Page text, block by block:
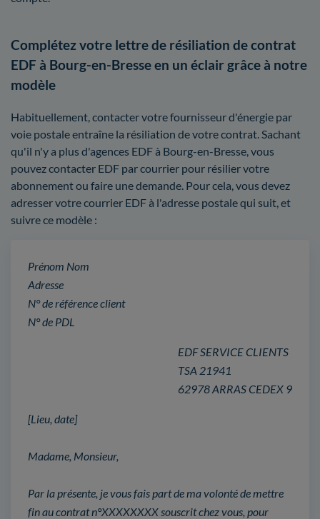
Complétez votre lettre de résiliation de contrat
EDF à Bourg-en-Bresse en un éclair grâce à notre
modèle
Habituellement, contacter votre fournisseur d'énergie par
voie postale entraîne la résiliation de votre contrat. Sachant
qu'il n'y a plus d'agences EDF à Bourg-en-Bresse, vous
pouvez contacter EDF par courrier pour résilier votre
abonnement ou faire une demande. Pour cela, vous devez
adresser votre courrier EDF à l'adresse postale qui suit, et
suivre ce modèle :
Prénom Nom
Adresse
N° de référence client
N° de PDL
EDF SERVICE CLIENTS
TSA 21941
62978 ARRAS CEDEX 9
[Lieu, date]
Madame, Monsieur,
Par la présente, je vous fais part de ma volonté de mettre
fin au contrat n°XXXXXXXX souscrit chez vous, pour